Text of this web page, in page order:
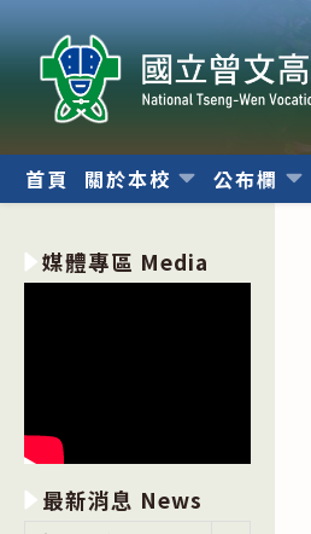
轉
內
首頁 關於本校 公布欄
媒體專區 Media
最新消息 News